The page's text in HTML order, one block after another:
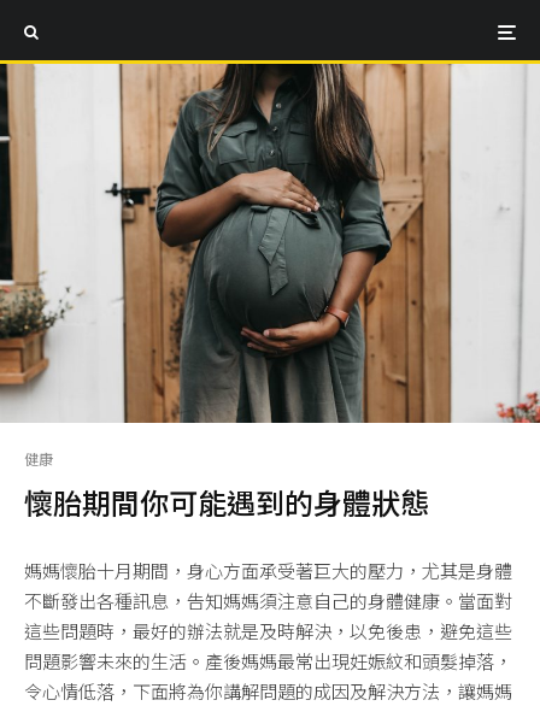
健康
懷胎期間你可能遇到的身體狀態
媽媽懷胎十月期間，身心方面承受著巨大的壓力，尤其是身體
不斷發出各種訊息，告知媽媽須注意自己的身體健康。當面對
這些問題時，最好的辦法就是及時解決，以免後患，避免這些
問題影響未來的生活。產後媽媽最常出現妊娠紋和頭髮掉落，
令心情低落，下面將為你講解問題的成因及解決方法，讓媽媽